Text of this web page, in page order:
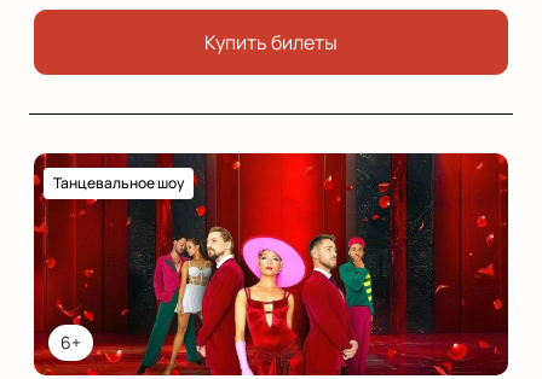
Купить билеты
6+
Танцевальное шоу